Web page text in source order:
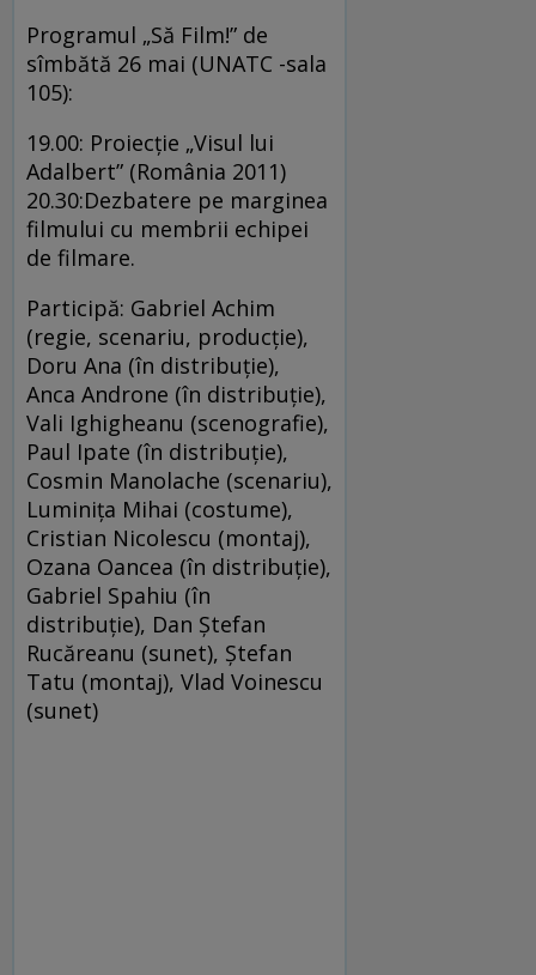
Programul „Să Film!” de
sîmbătă 26 mai (UNATC -sala
105):
19.00: Proiecţie „Visul lui
Adalbert” (România 2011)
20.30:Dezbatere pe marginea
filmului cu membrii echipei
de filmare.
Participă: Gabriel Achim
(regie, scenariu, producţie),
Doru Ana (în distribuţie),
Anca Androne (în distribuţie),
Vali Ighigheanu (scenografie),
Paul Ipate (în distribuţie),
Cosmin Manolache (scenariu),
Luminiţa Mihai (costume),
Cristian Nicolescu (montaj),
Ozana Oancea (în distribuţie),
Gabriel Spahiu (în
distribuţie), Dan Ştefan
Rucăreanu (sunet), Ştefan
Tatu (montaj), Vlad Voinescu
(sunet)